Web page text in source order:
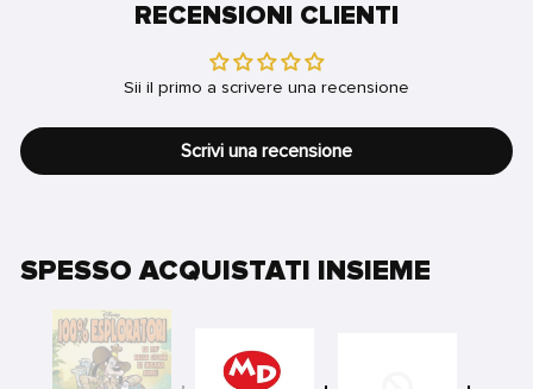
RECENSIONI CLIENTI
Sii il primo a scrivere una recensione
Scrivi una recensione
SPESSO ACQUISTATI INSIEME